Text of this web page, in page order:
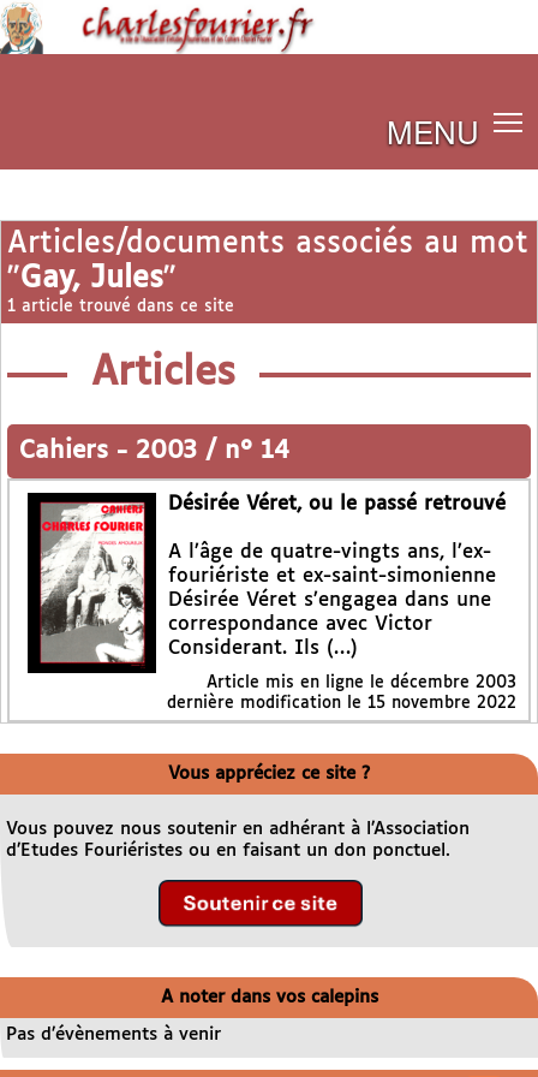
MENU
Articles/documents associés au mot
"Gay, Jules"
1 article trouvé dans ce site
Articles
Cahiers - 2003 / n° 14
Désirée Véret, ou le passé retrouvé
A l’âge de quatre-vingts ans, l’ex-
fouriériste et ex-saint-simonienne
Désirée Véret s’engagea dans une
correspondance avec Victor
Considerant. Ils (…)
Article mis en ligne le décembre 2003
dernière modification le 15 novembre 2022
Vous appréciez ce site ?
Vous pouvez nous soutenir en adhérant à l’Association
d’Etudes Fouriéristes ou en faisant un don ponctuel.
A noter dans vos calepins
Pas d’évènements à venir